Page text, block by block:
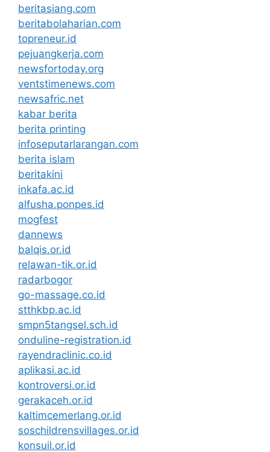
beritasiang.com
beritabolaharian.com
topreneur.id
pejuangkerja.com
newsfortoday.org
ventstimenews.com
newsafric.net
kabar berita
berita printing
infoseputarlarangan.com
berita islam
beritakini
inkafa.ac.id
alfusha.ponpes.id
mogfest
dannews
balqis.or.id
relawan-tik.or.id
radarbogor
go-massage.co.id
stthkbp.ac.id
smpn5tangsel.sch.id
onduline-registration.id
rayendraclinic.co.id
aplikasi.ac.id
kontroversi.or.id
gerakaceh.or.id
kaltimcemerlang.or.id
soschildrensvillages.or.id
konsuil.or.id